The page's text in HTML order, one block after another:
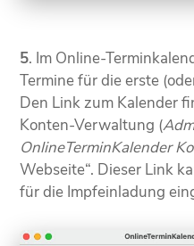
5. Im Online-
Termine für die erste
Den Link zum Kalender
Konten-Verwaltung (
OnlineTerminKalender
Webseite“. Dieser Link
für die Impfeinladung